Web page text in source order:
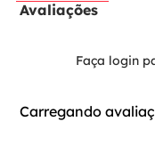
Avaliações
Faça login
Carregando